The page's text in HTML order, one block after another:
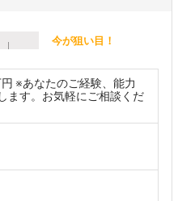
今が狙い目！
※あなたのご経験、能力
ます。お気軽にご相談くだ